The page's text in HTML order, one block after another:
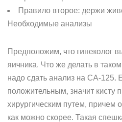
Правило второе: держи
Необходимые анализы
Предположим, что гинеколог
яичника. Что же делать в
надо сдать анализ на СА-125.
положительным, значит кисту
хирургическим путем, причем
как можно скорее. Такая